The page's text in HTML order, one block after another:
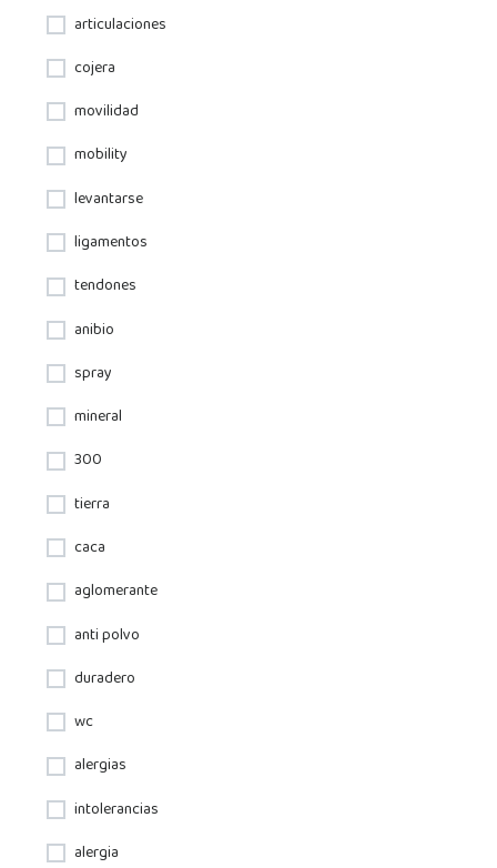
articulaciones
cojera
movilidad
mobility
levantarse
ligamentos
tendones
anibio
spray
mineral
300
tierra
caca
aglomerante
anti polvo
duradero
wc
alergias
intolerancias
alergia